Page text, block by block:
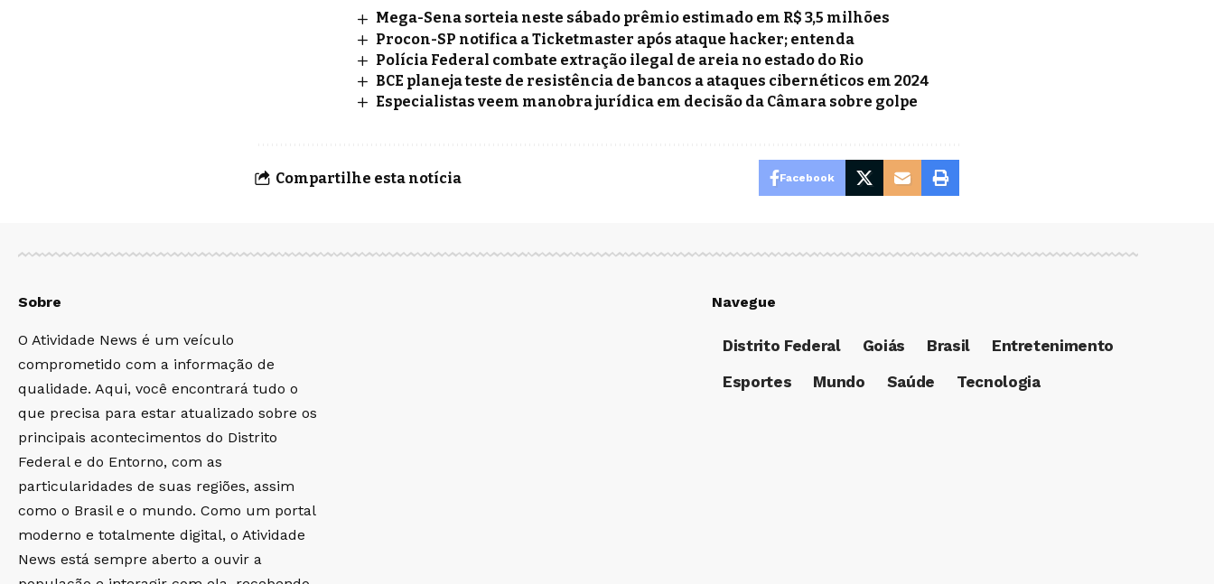
Mega-Sena sorteia neste sábado prêmio estimado em R$ 3,5 milhões
Procon-SP notifica a Ticketmaster após ataque hacker; entenda
Polícia Federal combate extração ilegal de areia no estado do Rio
BCE planeja teste de resistência de bancos a ataques cibernéticos em 2024
Especialistas veem manobra jurídica em decisão da Câmara sobre golpe
Compartilhe esta notícia Facebook
Sobre
O Atividade News é um veículo
comprometido com a informação de
qualidade. Aqui, você encontrará tudo o
que precisa para estar atualizado sobre os
principais acontecimentos do Distrito
Federal e do Entorno, com as
particularidades de suas regiões, assim
como o Brasil e o mundo. Como um portal
moderno e totalmente digital, o Atividade
News está sempre aberto a ouvir a
Navegue
Distrito Federal Goiás Brasil
Entretenimento
Esportes
Mundo Saúde Tecnologia